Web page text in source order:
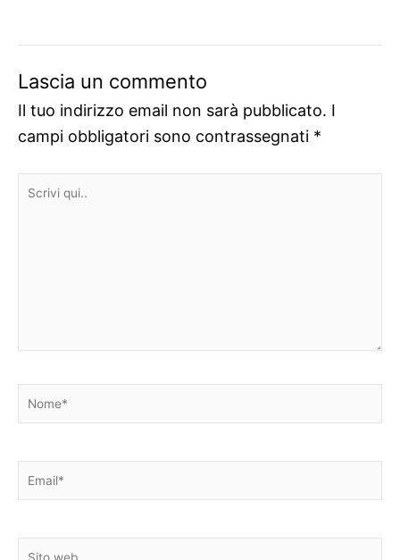
Lascia un commento
Il tuo indirizzo email non sarà pubblicato. I
campi obbligatori sono contrassegnati *
Scrivi
Nome*
Email*
Sito